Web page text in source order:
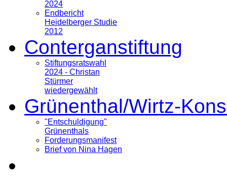
2024
Endbericht
Heidelberger Studie
2012
Conterganstiftung
Stiftungsratswahl
2024 - Christan
Stürmer
wiedergewählt
Grünenthal/Wirtz-
"Entschuldigung"
Grünenthals
Forderungsmanifest
Brief von Nina Hagen